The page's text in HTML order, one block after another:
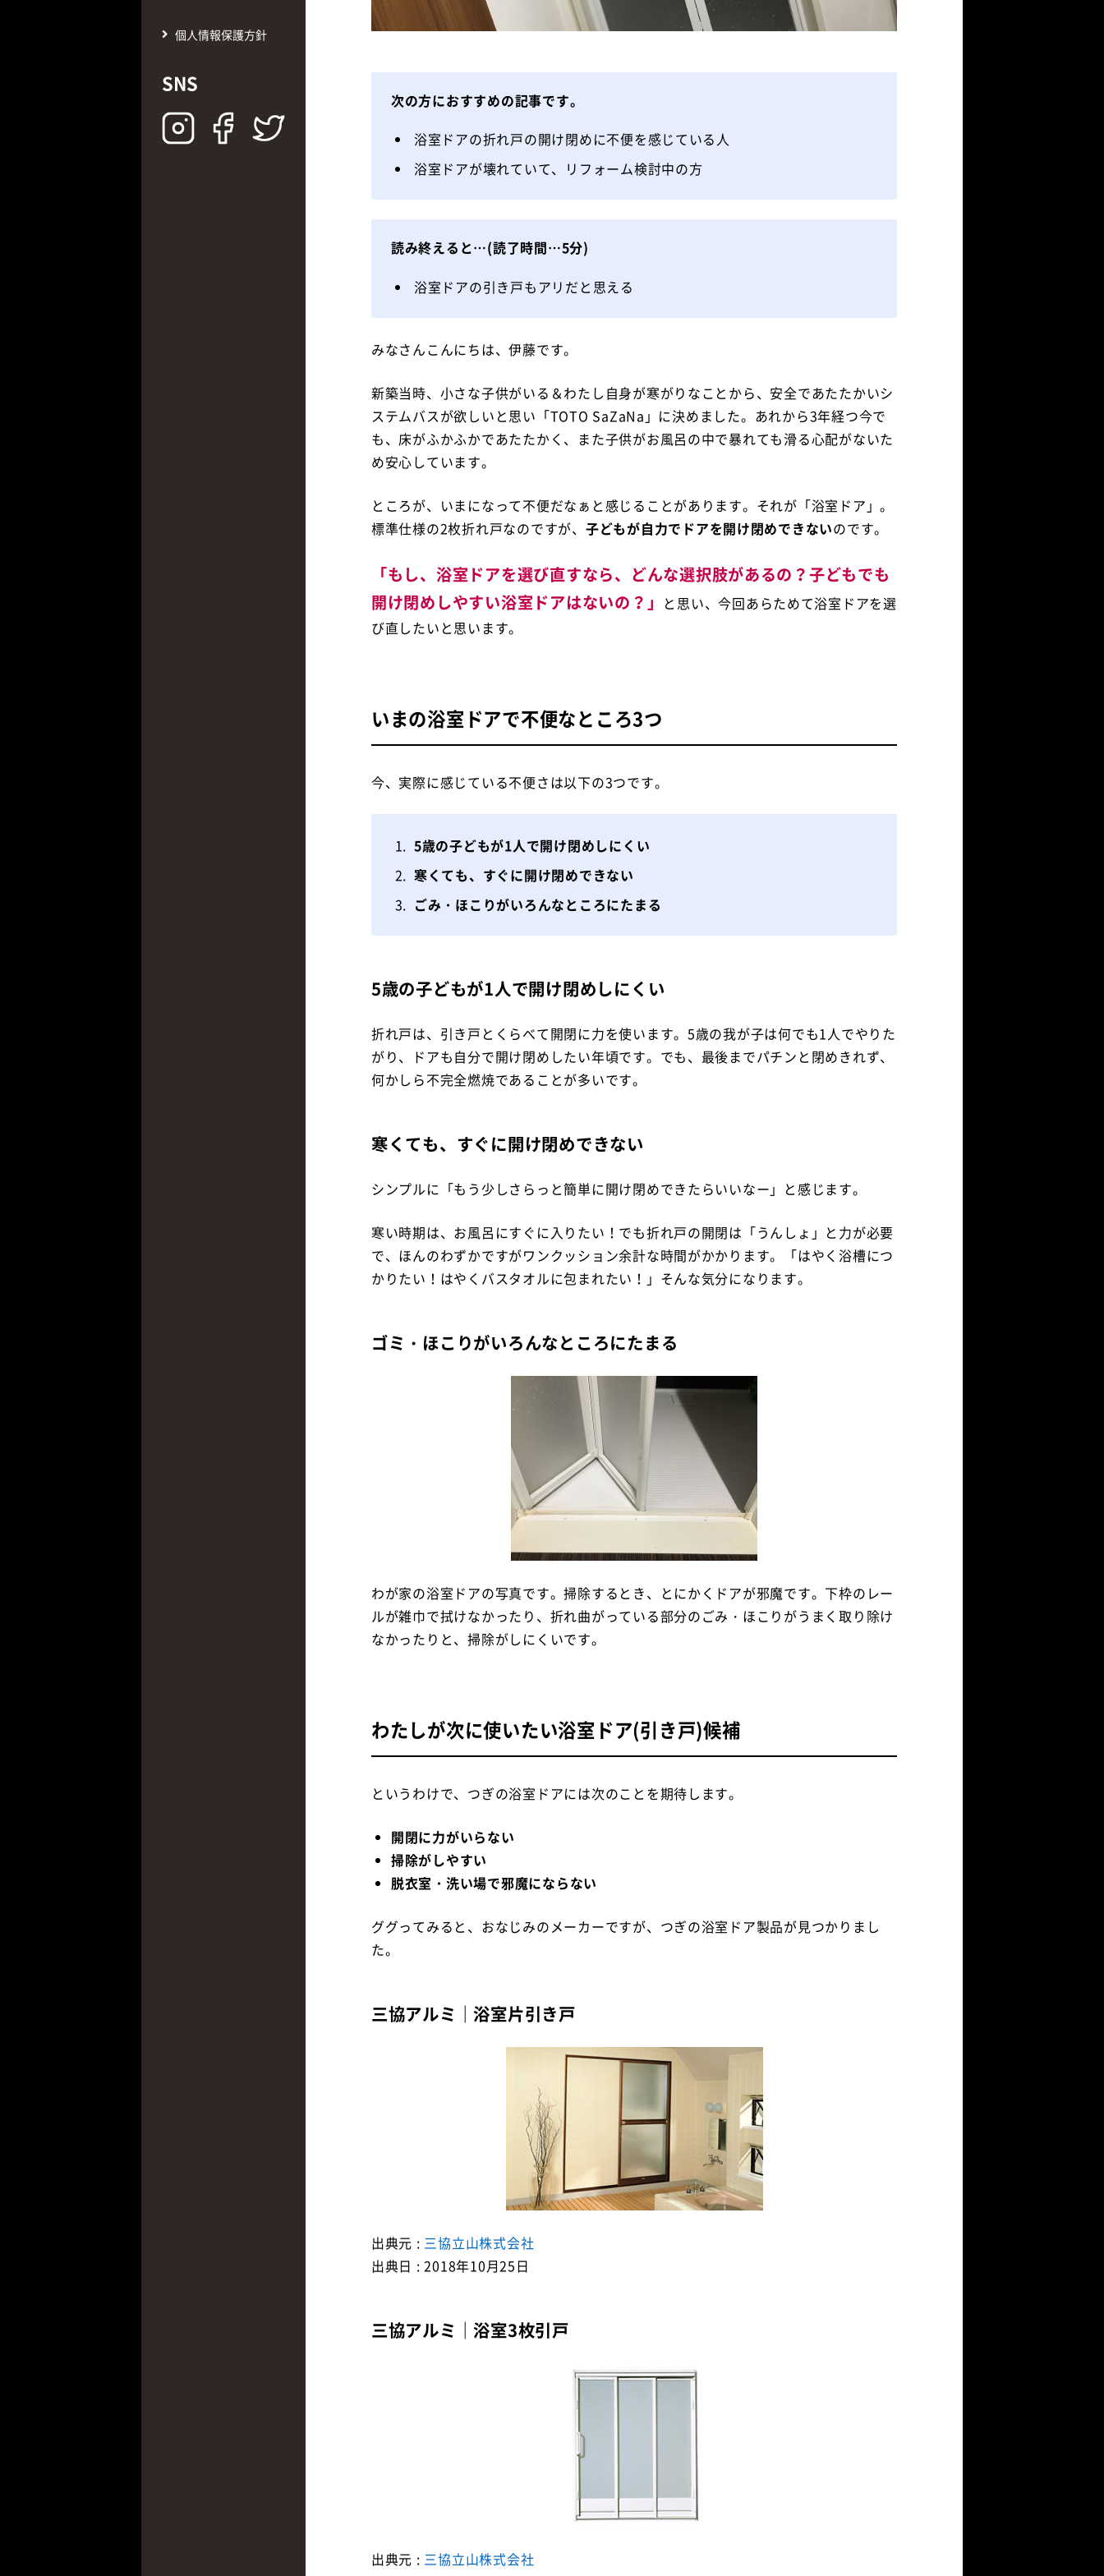
個人情報保護方針
SNS
次の方におすすめの記事です。
浴室ドアの折れ戸の開け閉めに不便を感じている人
浴室ドアが壊れていて、リフォーム検討中の方
読み終えると…(読了時間…5分)
浴室ドアの引き戸もアリだと思える
みなさんこんにちは、伊藤です。
新築当時、小さな子供がいる＆わたし自身が寒がりなことから、安全であたたかいシ
ステムバスが欲しいと思い「TOTO SaZaNa」に決めました。あれから3年経つ今で
も、床がふかふかであたたかく、また子供がお風呂の中で暴れても滑る心配がないた
め安心しています。
ところが、いまになって不便だなぁと感じることがあります。それが「浴室ドア」。
標準仕様の2枚折れ戸なのですが、 子どもが自力でドアを開け閉めできないのです。
「もし、浴室ドアを選び直すなら、どんな選択肢があるの？子どもでも
開け閉めしやすい浴室ドアはないの？」
と思い、今回あらためて浴室ドアを選
び直したいと思います。
いまの浴室ドアで不便なところ3つ
今、実際に感じている不便さは以下の3つです。
5歳の子どもが1人で開け閉めしにくい
寒くても、すぐに開け閉めできない
ごみ・ほこりがいろんなところにたまる
5歳の子どもが1人で開け閉めしにくい
折れ戸は、引き戸とくらべて開閉に力を使います。5歳の我が子は何でも1人でやりた
がり、ドアも自分で開け閉めしたい年頃です。でも、最後までパチンと閉めきれず、
何かしら不完全燃焼であることが多いです。
寒くても、すぐに開け閉めできない
シンプルに「もう少しさらっと簡単に開け閉めできたらいいなー」と感じます。
寒い時期は、お風呂にすぐに入りたい！でも折れ戸の開閉は「うんしょ」と力が必要
で、ほんのわずかですがワンクッション余計な時間がかかります。「はやく浴槽につ
かりたい！はやくバスタオルに包まれたい！」そんな気分になります。
ゴミ・ほこりがいろんなところにたまる
わが家の浴室ドアの写真です。掃除するとき、とにかくドアが邪魔です。下枠のレー
ルが雑巾で拭けなかったり、折れ曲がっている部分のごみ・ほこりがうまく取り除け
なかったりと、掃除がしにくいです。
わたしが次に使いたい浴室ドア(引き戸)候補
というわけで、つぎの浴室ドアには次のことを期待します。
開閉に力がいらない
掃除がしやすい
脱衣室・洗い場で邪魔にならない
ググってみると、おなじみのメーカーですが、つぎの浴室ドア製品が見つかりまし
た。
三協アルミ｜浴室片引き戸
出典元 : 三協立山株式会社
出典日 : 2018年10月25日
三協アルミ｜浴室3枚引戸
出典元 : 三協立山株式会社